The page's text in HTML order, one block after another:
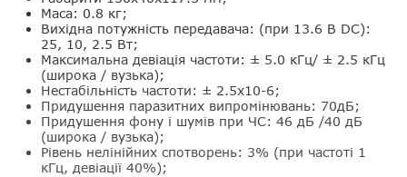
Маса: 0.8 кг;
Вихідна потужність передавача: (при 13.6 В DC):
25, 10, 2.5 Вт;
Максимальна девіація частоти: ± 5.0 кГц/ ± 2.5 кГц
(широка / вузька);
Нестабільність частоти: ± 2.5x10-6;
Придушення паразитних випромінювань: 70дБ;
Придушення фону і шумів при ЧС: 46 дБ /40 дБ
(широка / вузька);
Рівень нелінійних спотворень: 3% (при частоті 1
кГц, девіації 40%);